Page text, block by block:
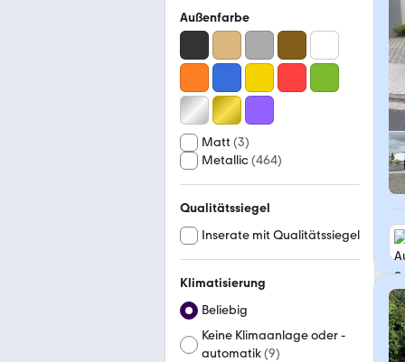
Außenfarbe
Matt (3)
Metallic(464)
Qualitätssiegel
Inserate mit Qualitätssiegel
Klimatisierung
Beliebig
Keine Klimaanlage oder -
automatik(9)